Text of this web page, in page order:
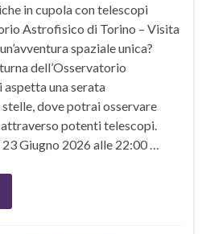
in cupola con telescopi
Astrofisico di Torino – Visita
spaziale unica?
dell’Osservatorio
una serata
dove potrai osservare
potenti telescopi.
23 Giugno 2026 alle 22:00 …